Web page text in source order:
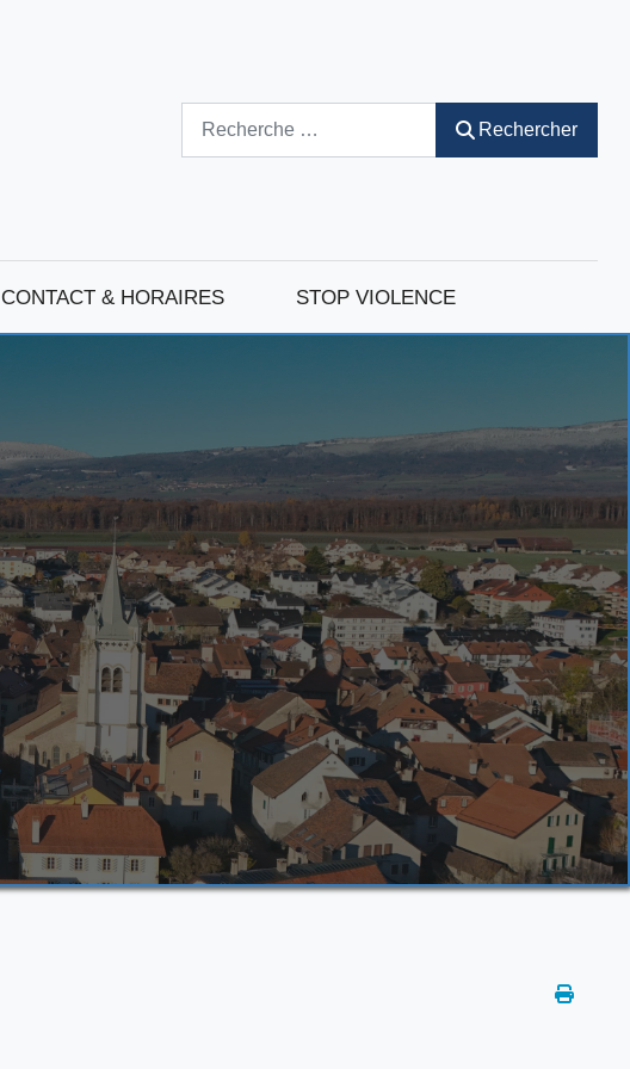
Rechercher
CONTACT & HORAIRES STOP VIOLENCE